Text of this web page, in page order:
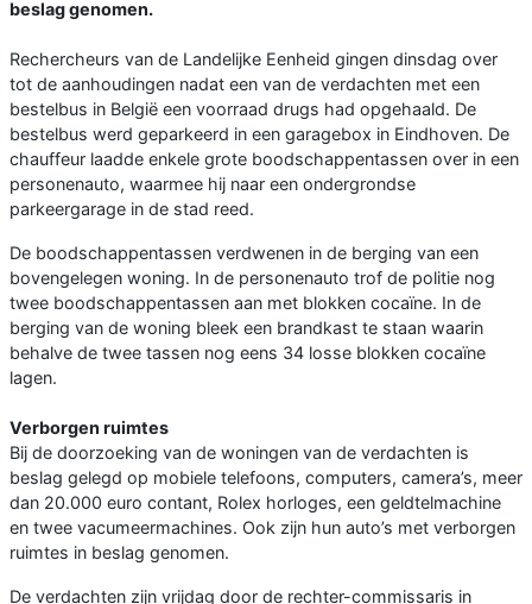
beslag genomen.
Rechercheurs van de Landelijke Eenheid gingen dinsdag over
tot de aanhoudingen nadat een van de verdachten met een
bestelbus in België een voorraad drugs had opgehaald. De
bestelbus werd geparkeerd in een garagebox in Eindhoven. De
chauffeur laadde enkele grote boodschappentassen over in een
personenauto, waarmee hij naar een ondergrondse
parkeergarage in de stad reed.
De boodschappentassen verdwenen in de berging van een
bovengelegen woning. In de personenauto trof de politie nog
twee boodschappentassen aan met blokken cocaïne. In de
berging van de woning bleek een brandkast te staan waarin
behalve de twee tassen nog eens 34 losse blokken cocaïne
lagen.
Verborgen ruimtes
Bij de doorzoeking van de woningen van de verdachten is
beslag gelegd op mobiele telefoons, computers, camera’s, meer
dan 20.000 euro contant, Rolex horloges, een geldtelmachine
en twee vacumeermachines. Ook zijn hun auto’s met verborgen
ruimtes in beslag genomen.
De verdachten zijn vrijdag door de rechter-commissaris in